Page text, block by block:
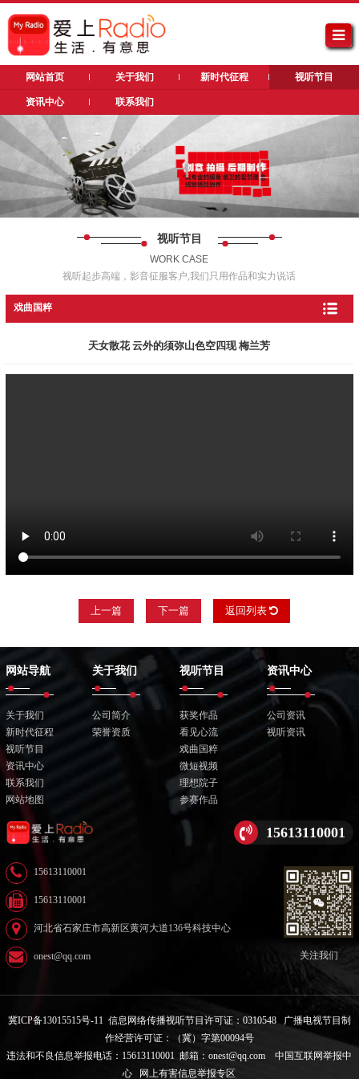
网站首页 关于我们 新时代征程 视听节目
资讯中心 联系我们
视听节目
WORK CASE
视听起步高端，影音征服客户,我们只用作品和实力说话
戏曲国粹
天女散花 云外的须弥山色空四现 梅兰芳
上一篇 下一篇 返回列表
网站导航
关于我们
新时代征程
视听节目
资讯中心
联系我们
网站地图
关于我们
公司简介
荣誉资质
视听节目
获奖作品
看见心流
戏曲国粹
微短视频
理想院子
参赛作品
资讯中心
公司资讯
视听资讯
15613110001
15613110001
15613110001
河北省石家庄市高新区黄河大道136号科技中心
onest@qq.com 关注我们
冀ICP备13015515号-11 信息网络传播视听节目许可证：0310548
广播电视节目制
作经营许可证：（冀）字第00094号
违法和不良信息举报电话：15613110001 邮箱：onest@qq.com中国互联网举报中
心
网上有害信息举报专区